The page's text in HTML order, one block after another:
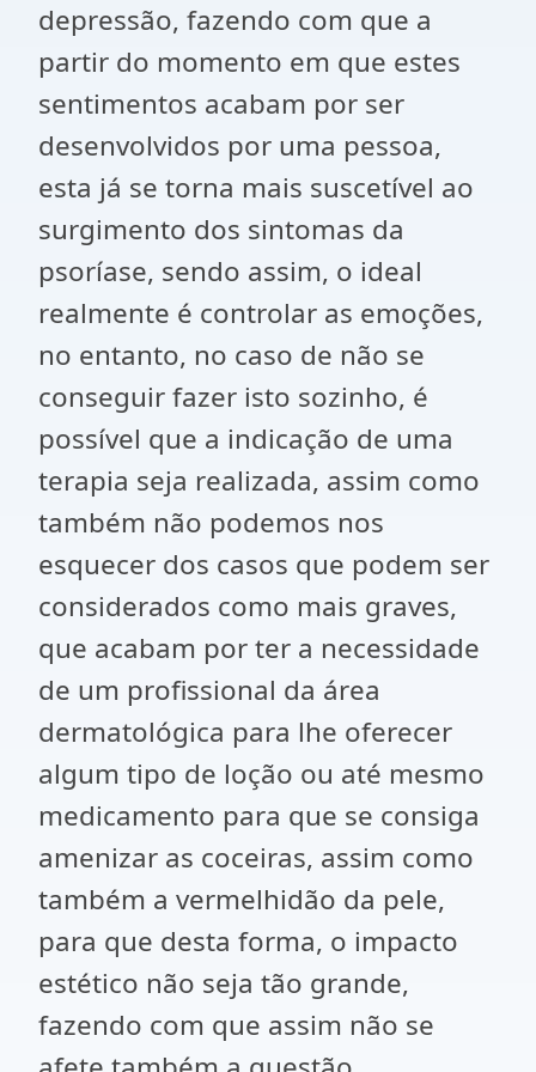
depressão, fazendo com que a
partir do momento em que estes
sentimentos acabam por ser
desenvolvidos por uma pessoa,
esta já se torna mais suscetível ao
surgimento dos sintomas da
psoríase, sendo assim, o ideal
realmente é controlar as emoções,
no entanto, no caso de não se
conseguir fazer isto sozinho, é
possível que a indicação de uma
terapia seja realizada, assim como
também não podemos nos
esquecer dos casos que podem ser
considerados como mais graves,
que acabam por ter a necessidade
de um profissional da área
dermatológica para lhe oferecer
algum tipo de loção ou até mesmo
medicamento para que se consiga
amenizar as coceiras, assim como
também a vermelhidão da pele,
para que desta forma, o impacto
estético não seja tão grande,
fazendo com que assim não se